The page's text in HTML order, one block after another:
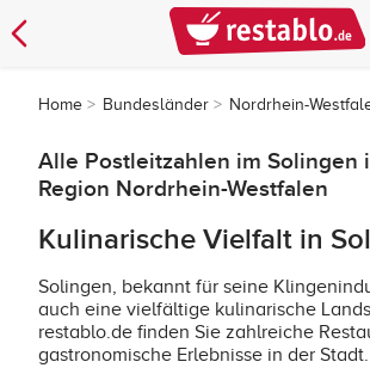
Home Bundesländer Nordrhein-
Alle Postleitzahlen im Solingen
Region Nordrhein-Westfalen
Kulinarische Vielfalt in
Solingen, bekannt für seine
auch eine vielfältige kulinarische
restablo.de finden Sie zahlreiche
gastronomische Erlebnisse in der Stadt.